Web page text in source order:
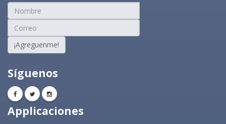
¡Agreguenme!
Síguenos
Applicaciones